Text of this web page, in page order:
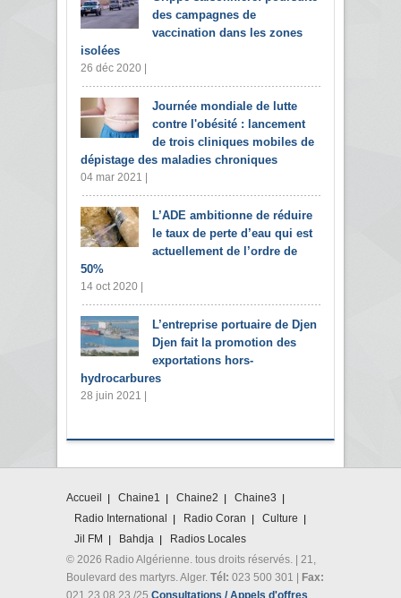
des campagnes de
vaccination dans les zones
isolées
26 déc 2020 |
Journée mondiale de lutte
contre l'obésité : lancement
de trois cliniques mobiles de
dépistage des maladies chroniques
04 mar 2021 |
L’ADE ambitionne de réduire
le taux de perte d’eau qui est
actuellement de l’ordre de
50%
14 oct 2020 |
L’entreprise portuaire de Djen
Djen fait la promotion des
exportations hors-
hydrocarbures
28 juin 2021 |
Accueil Chaine1 Chaine2
Chaine3
Radio International
Radio Coran
Culture
Jil FM
Bahdja
Radios Locales
© 2026 Radio Algérienne. tous droits réservés. | 21,
Boulevard des martyrs. Alger. Tél: 023 500 301 | Fax:
021 23 08 23 /25 Consultations / Appels d'offres